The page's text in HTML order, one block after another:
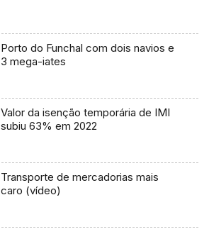
Porto do Funchal com dois navios e
3 mega-iates
Valor da isenção temporária de IMI
subiu 63% em 2022
Transporte de mercadorias mais
caro (vídeo)